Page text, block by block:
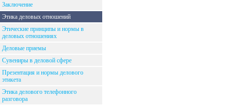
Заключение
Этика деловых отношений
Этические принципы и нормы в
деловых отношениях
Деловые приемы
Сувениры в деловой сфере
Презентация и нормы делового
этикета
Этика делового телефонного
разговора